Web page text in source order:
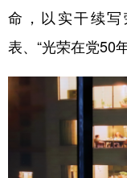
命，以实干续
表、“光荣在党50